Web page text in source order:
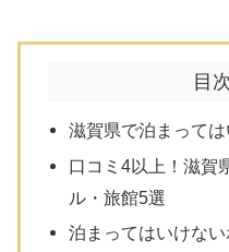
目次
滋賀県で泊まって
口コミ4以上！滋賀
ル・旅館5選
泊まってはいけな